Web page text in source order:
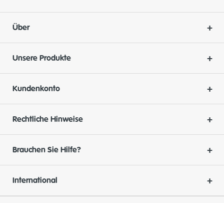
Über
Unsere Produkte
Kundenkonto
Rechtliche Hinweise
Brauchen Sie Hilfe?
International